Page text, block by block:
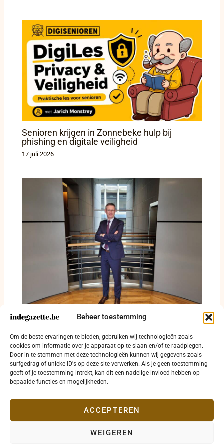
Beheer toestemming
Om de beste ervaringen te bieden, gebruiken wij technologieën zoals
cookies om informatie over je apparaat op te slaan en/of te raadplegen.
Door in te stemmen met deze technologieën kunnen wij gegevens zoals
surfgedrag of unieke ID's op deze site verwerken. Als je geen toestemming
geeft of je toestemming intrekt, kan dit een nadelige invloed hebben op
bepaalde functies en mogelijkheden.
ACCEPTEREN
WEIGEREN
Senioren krijgen in Zonnebeke hulp bij
phishing en digitale veiligheid
17 juli 2026
Kurt Himpe verbaast West-Vlaanderen met
dossierkennis van fietslicht tot
reddingsdrone
16 juli 2026